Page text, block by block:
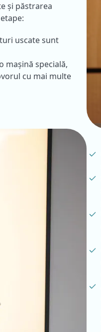
și păstrarea
uscate sunt
mașină specială,
cu mai multe